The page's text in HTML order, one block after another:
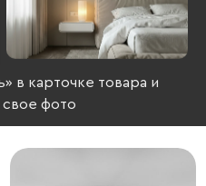
в карточке товара и
свое фото